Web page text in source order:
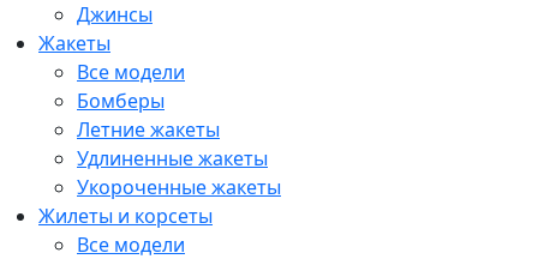
Джинсы
Жакеты
Все модели
Бомберы
Летние жакеты
Удлиненные жакеты
Укороченные жакеты
Жилеты и корсеты
Все модели